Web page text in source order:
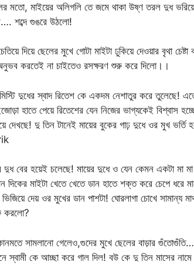
মতো, মাইয়ের অলিগলি তে জমে থাকা উষ্ণ তরল দুধ
শব্দে গুঙরে উঠলো!
দিয়ে ছেলের মুখে গোটা মাইটা ঢুকিয়ে দেওয়ার বৃথা
অনুভব করতেই না চাইতেও রসক্ষরণ শুরু করে দিলো।।
দুধের স্বাদ রিতেশ কে একদম নেশাতুর করে তুলেছে!
হাতে পেয়ে রিতেশের যেন নিজের ভাগ্যকেই বিশ্বাস
দেখছে! দু তিন টানেই মায়ের বুকের গাঢ় দুধে ওর মুখ
বের হয়েই চলেছে! মায়ের দুধে ও যেন কেমন একটা মা
দিকের মাইটা খেতে খেতে ডান হাতে শক্ত করে চেপে ধরে
দেয় ওর মুখের ডান পাশটা! ঘোরলাগা চোখে সামান্য
করলো?
সামলানো গেলেও,গুদের মুখে ছেলের বাড়ার
কে আচ্ছা করে গাল দিল! বউ কে দু তিন মাসের নামে